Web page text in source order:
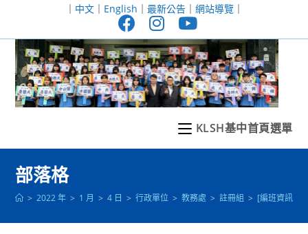
至
｜ 中文｜ English ｜ 最新公告｜ 網站導覽｜
KLSH基中首頁選單
部落格
> 2022 年 > 1 月 > 4 日 > 行政單位 > 教務處 > 註冊組 > [編班資訊]高